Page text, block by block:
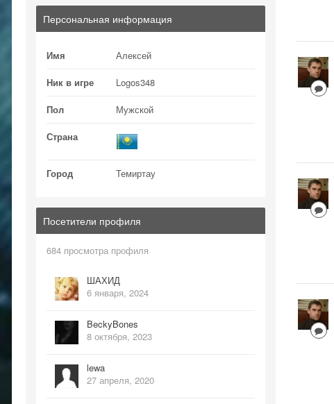
Персональная информация
Имя Алексей
Ник в игре Logos348
Пол Мужской
Страна
Город Темиртау
Посетители профиля
684 просмотра профиля
ШАХИД
6 января, 2024
BeckyBones
8 октября, 2023
lewa
27 апреля, 2020